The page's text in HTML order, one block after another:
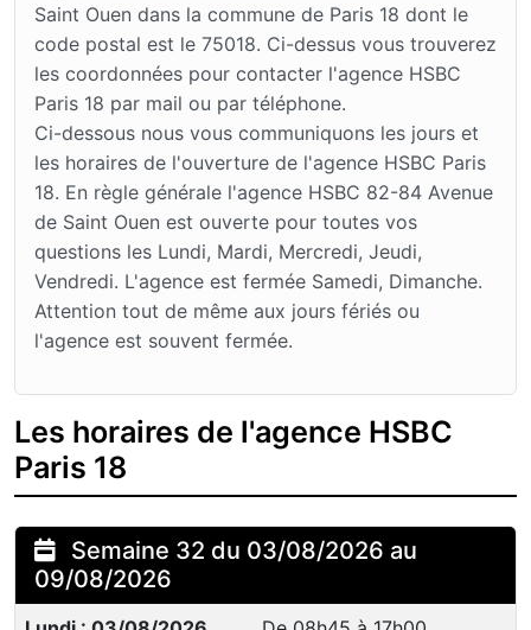
Saint Ouen dans la commune de Paris 18 dont le
code postal est le 75018. Ci-dessus vous trouverez
les coordonnées pour contacter l'agence HSBC
Paris 18 par mail ou par téléphone.
Ci-dessous nous vous communiquons les jours et
les horaires de l'ouverture de l'agence HSBC Paris
18. En règle générale l'agence HSBC 82-84 Avenue
de Saint Ouen est ouverte pour toutes vos
questions les Lundi, Mardi, Mercredi, Jeudi,
Vendredi. L'agence est fermée Samedi, Dimanche.
Attention tout de même aux jours fériés ou
l'agence est souvent fermée.
Les horaires de l'agence HSBC
Paris 18
Semaine 32 du 03/08/2026 au
09/08/2026